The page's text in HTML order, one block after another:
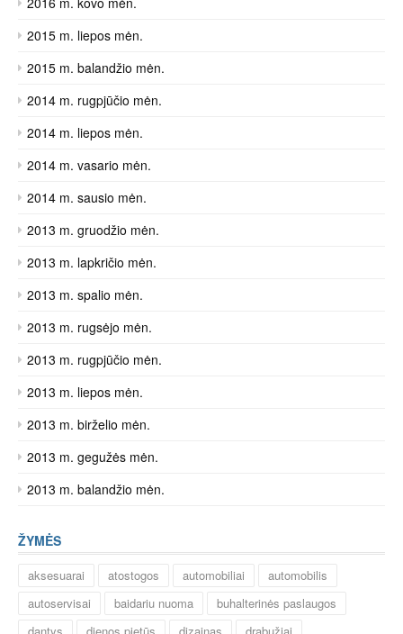
2015 m. liepos mėn.
2015 m. balandžio mėn.
2014 m. rugpjūčio mėn.
2014 m. liepos mėn.
2014 m. vasario mėn.
2014 m. sausio mėn.
2013 m. gruodžio mėn.
2013 m. lapkričio mėn.
2013 m. spalio mėn.
2013 m. rugsėjo mėn.
2013 m. rugpjūčio mėn.
2013 m. liepos mėn.
2013 m. birželio mėn.
2013 m. gegužės mėn.
2013 m. balandžio mėn.
ŽYMĖS
aksesuarai atostogos automobiliai
automobilis
autoservisai
baidariu nuoma
buhalterinės paslaugos